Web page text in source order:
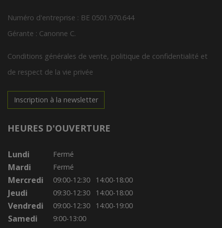
Numéro d'entreprise : BE 0501.970.644
Gérante : Canonne C.
Conditions générales de vente, politique de confidentialité et
de respect de la vie privée
Inscription à la newsletter
HEURES D'OUVERTURE
Lundi Fermé
Mardi Fermé
Mercredi 09:00-12:30 14:00-18:00
Jeudi 09:30-12:30 14:00-18:00
Vendredi 09:00-12:30 14:00-19:00
Samedi 9:00-13:00